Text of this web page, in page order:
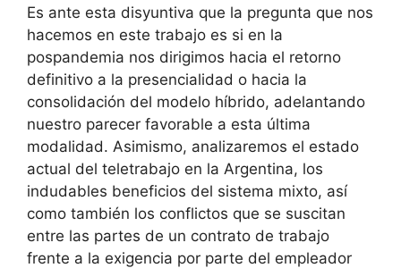
Es ante esta disyuntiva que la pregunta que nos
hacemos en este trabajo es si en la
pospandemia nos dirigimos hacia el retorno
definitivo a la presencialidad o hacia la
consolidación del modelo híbrido, adelantando
nuestro parecer favorable a esta última
modalidad. Asimismo, analizaremos el estado
actual del teletrabajo en la Argentina, los
indudables beneficios del sistema mixto, así
como también los conflictos que se suscitan
entre las partes de un contrato de trabajo
frente a la exigencia por parte del empleador